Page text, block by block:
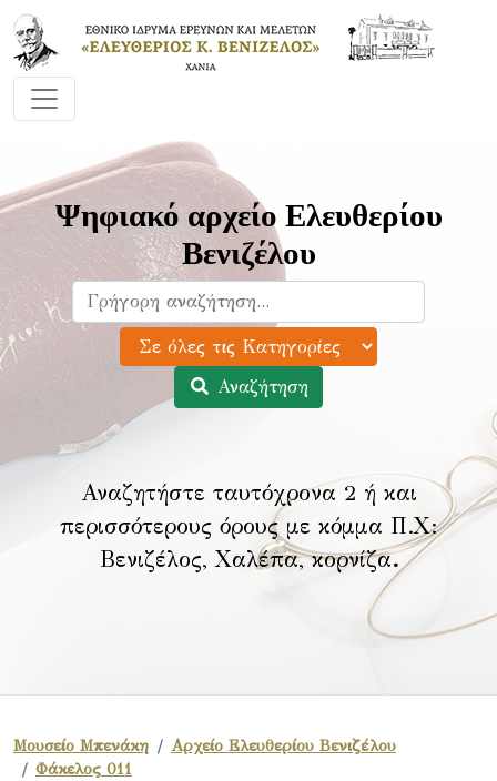
Ψηφιακό αρχείο Ελευθερίου
Βενιζέλου
Αναζήτηση
Αναζητήστε ταυτόχρονα 2 ή και
περισσότερους όρους με κόμμα Π.Χ:
Βενιζέλος, Χαλέπα, κορνίζα.
Μουσείο Μπενάκη
Αρχείο Ελευθερίου Βενιζέλου
Φάκελος 011